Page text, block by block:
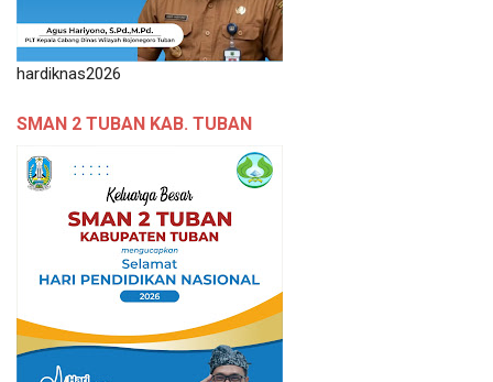
hardiknas2026
SMAN 2 TUBAN KAB. TUBAN